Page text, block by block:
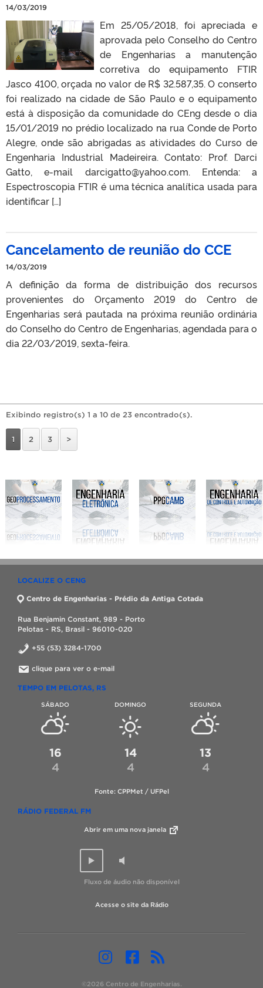
14/03/2019
Em 25/05/2018, foi apreciada e
aprovada pelo Conselho do Centro
de Engenharias a manutenção
corretiva do equipamento FTIR
Jasco 4100, orçada no valor de R$ 32.587,35. O conserto
foi realizado na cidade de São Paulo e o equipamento
está à disposição da comunidade do CEng desde o dia
15/01/2019 no prédio localizado na rua Conde de Porto
Alegre, onde são abrigadas as atividades do Curso de
Engenharia Industrial Madeireira. Contato: Prof. Darci
Gatto, e-mail darcigatto@yahoo.com. Entenda: a
Espectroscopia FTIR é uma técnica analítica usada para
identificar […]
Cancelamento de reunião do CCE
14/03/2019
A definição da forma de distribuição dos recursos
provenientes do Orçamento 2019 do Centro de
Engenharias será pautada na próxima reunião ordinária
do Conselho do Centro de Engenharias, agendada para o
dia 22/03/2019, sexta-feira.
Exibindo registro(s) 1 a 10 de 23 encontrado(s).
1 2 3 >
LOCALIZE O CENG
Centro de Engenharias - Prédio da Antiga Cotada
Rua Benjamin Constant, 989 - Porto
Pelotas - RS, Brasil - 96010-020
+55 (53) 3284-1700
clique para ver o e-mail
TEMPO EM PELOTAS, RS
SÁBADO
16
4
DOMINGO
14
4
SEGUNDA
13
4
Fonte: CPPMet / UFPel
RÁDIO FEDERAL FM
Abrir em uma nova janela
Fluxo de áudio não disponível
Acesse o site da Rádio
©2026 Centro de Engenharias.